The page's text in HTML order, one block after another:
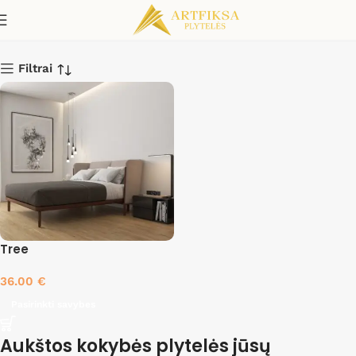
Cerezo
Filtrai
Tree
36.00 €
Aukštos kokybės plytelės jūsų